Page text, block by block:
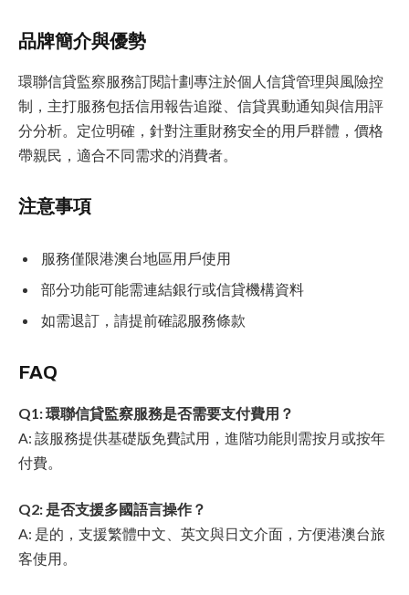
品牌簡介與優勢
環聯信貸監察服務訂閱計劃專注於個人信貸管理與風險控
制，主打服務包括信用報告追蹤、信貸異動通知與信用評
分分析。定位明確，針對注重財務安全的用戶群體，價格
帶親民，適合不同需求的消費者。
注意事項
服務僅限港澳台地區用戶使用
部分功能可能需連結銀行或信貸機構資料
如需退訂，請提前確認服務條款
FAQ
Q1: 環聯信貸監察服務是否需要支付費用？
A: 該服務提供基礎版免費試用，進階功能則需按月或按年
付費。
Q2: 是否支援多國語言操作？
A: 是的，支援繁體中文、英文與日文介面，方便港澳台旅
客使用。